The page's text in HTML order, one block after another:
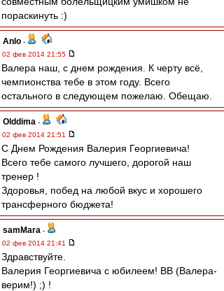
пораскинуть :)
Anlo -
02 фев 2014 21:55
Валера наш, с днем рождения. К черту всё,
чемпионства тебе в этом году. Всего
остального в следующем пожелаю. Обещаю.
Olddima -
02 фев 2014 21:51
С Днем Рождения Валерия Георгиевича!
Всего тебе самого лучшего, дорогой наш
тренер !
Здоровья, побед на любой вкус и хорошего
трансферного бюджета!
samMara -
02 фев 2014 21:41
Здравствуйте.
Валерия Георгиевича с юбилеем! ВВ (Валера-
верим!) ;) !